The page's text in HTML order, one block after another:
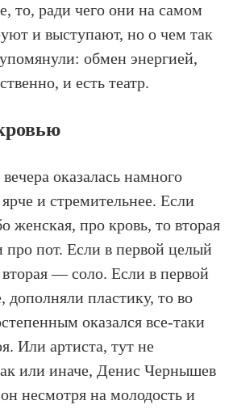
то, ради чего они на самом
и выступают, но о чем так
обмен энергией,
и есть театр.
оказалась намного
и стремительнее. Если
женская, про кровь, то вторая
пот. Если в первой целый
— соло. Если в первой
дополняли пластику, то во
оказался все-таки
Или артиста, тут не
или иначе, Денис Чернышев
несмотря на молодость и